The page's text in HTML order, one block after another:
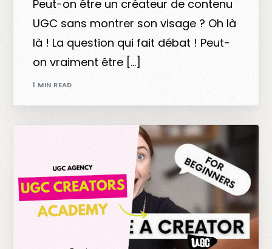
Peut-on être un créateur de contenu
UGC sans montrer son visage ? Oh là
là ! La question qui fait débat ! Peut-
on vraiment être […]
1 MIN READ